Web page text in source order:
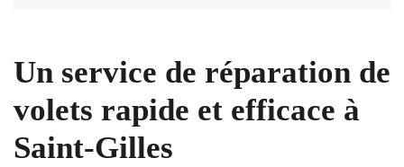
Un service de réparation de
volets rapide et efficace à
Saint-Gilles